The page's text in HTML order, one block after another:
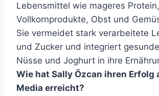
Lebensmittel wie mageres Protein,
Vollkornprodukte, Obst und
Sie vermeidet stark verarbeitete
und Zucker und integriert
Nüsse und Joghurt in ihre
Wie hat Sally Özcan ihren Erfolg
Media erreicht?